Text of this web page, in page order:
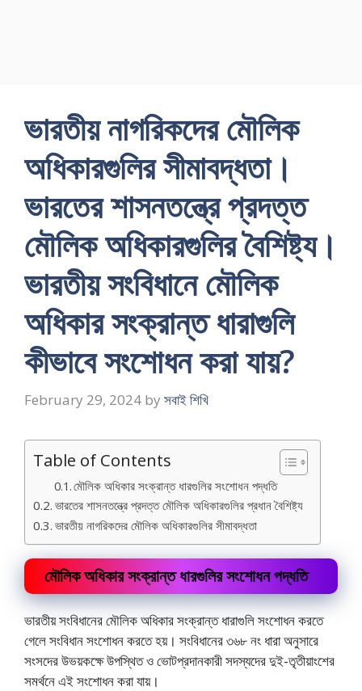
ভারতীয় নাগরিকদের মৌলিক
অধিকারগুলির সীমাবদ্ধতা।
ভারতের শাসনতন্ত্রে প্রদত্ত
মৌলিক অধিকারগুলির বৈশিষ্ট্য।
ভারতীয় সংবিধানে মৌলিক
অধিকার সংক্রান্ত ধারাগুলি
কীভাবে সংশােধন করা যায়?
February 29, 2024 by সবাই শিখি
Table of Contents
মৌলিক অধিকার সংক্রান্ত ধারগুলির সংশোধন পদ্ধতি
ভারতের শাসনতন্ত্রে প্রদত্ত মৌলিক অধিকারগুলির প্রধান বৈশিষ্ট্য
ভারতীয় নাগরিকদের মৌলিক অধিকারগুলির সীমাবদ্ধতা
মৌলিক অধিকার সংক্রান্ত ধারগুলির সংশোধন পদ্ধতি
ভারতীয় সংবিধানের মৌলিক অধিকার সংক্রান্ত ধারাগুলি সংশােধন করতে
গেলে সংবিধান সংশােধন করতে হয়। সংবিধানের ৩৬৮ নং ধারা অনুসারে
সংসদের উভয়কক্ষে উপস্থিত ও ভােটপ্রদানকারী সদস্যদের দুই-তৃতীয়াংশের
সমর্থনে এই সংশােধন করা যায়।